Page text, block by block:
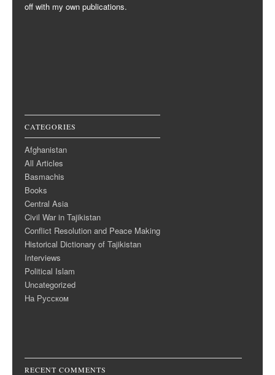
off with my own publications.
CATEGORIES
Afghanistan
All Articles
Basmachis
Books
Central Asia
Civil War in Tajikistan
Conflict Resolution and Peace Making
Historical Dictionary of Tajikistan
Interviews
Political Islam
Uncategorized
На Русском
RECENT COMMENTS